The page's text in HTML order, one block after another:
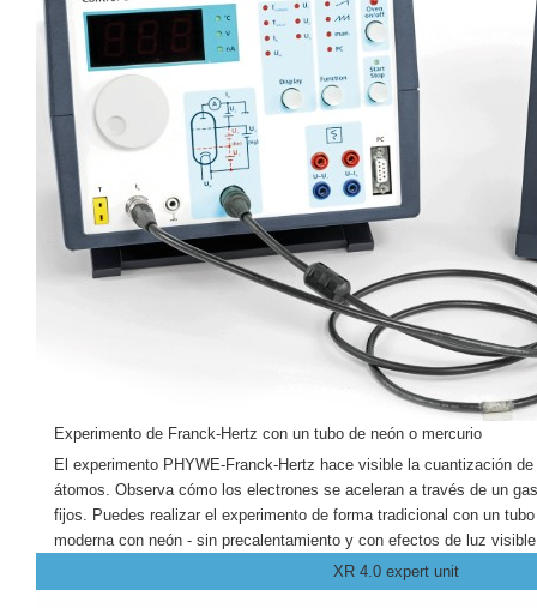
Experimento de Franck-Hertz con un tubo de neón o mercurio
El experimento PHYWE-Franck-Hertz hace visible la cuantización
átomos. Observa cómo los electrones se aceleran a través de un
fijos. Puedes realizar el experimento de forma tradicional con un
moderna con neón - sin precalentamiento y con efectos de luz
XR 4.0 expert unit